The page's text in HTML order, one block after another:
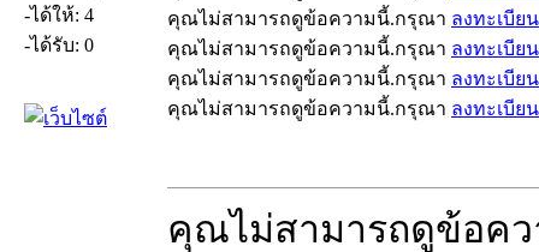
-ได้ให้: 4
-ได้รับ: 0
คุณไม่สามารถดูข้อความนี้.กรุณา ลงทะเบียน
คุณไม่สามารถดูข้อความนี้.กรุณา ลงทะเบียน
คุณไม่สามารถดูข้อความนี้.กรุณา ลงทะเบียน
คุณไม่สามารถดูข้อความนี้.กรุณา ลงทะเบียน
คุณไม่สามารถดูข้อค